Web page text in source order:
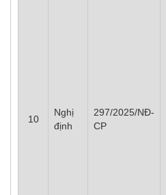
10
Nghị
định
297/2025/NĐ-
CP